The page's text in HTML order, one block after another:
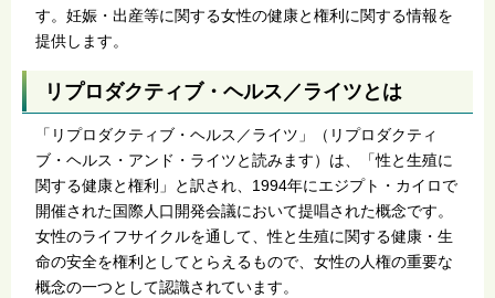
す。妊娠・出産等に関する女性の健康と権利に関する情報を
提供します。
リプロダクティブ・ヘルス／ライツとは
「リプロダクティブ・ヘルス／ライツ」（リプロダクティ
ブ・ヘルス・アンド・ライツと読みます）は、「性と生殖に
関する健康と権利」と訳され、1994年にエジプト・カイロで
開催された国際人口開発会議において提唱された概念です。
女性のライフサイクルを通して、性と生殖に関する健康・生
命の安全を権利としてとらえるもので、女性の人権の重要な
概念の一つとして認識されています。